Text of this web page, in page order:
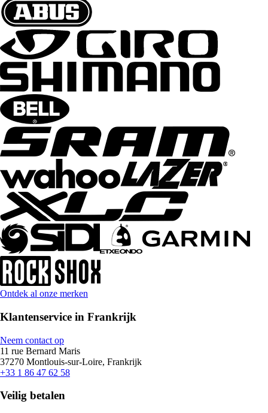
Ontdek al onze merken
Klantenservice in Frankrijk
Neem contact op
11 rue Bernard Maris
37270 Montlouis-sur-Loire, Frankrijk
+33 1 86 47 62 58
Veilig betalen